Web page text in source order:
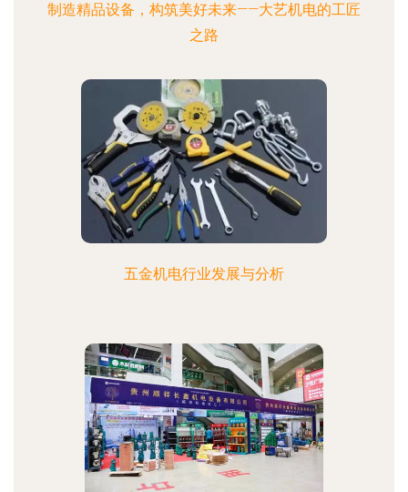
制造精品设备，构筑美好未来——大艺机电的工匠
之路
五金机电行业发展与分析